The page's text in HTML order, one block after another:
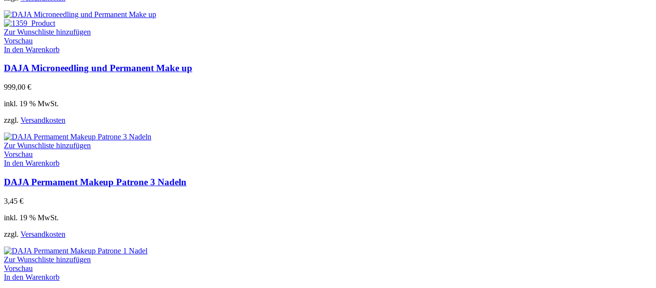
Zur Wunschliste hinzufügen
Vorschau
In den Warenkorb
DAJA Microneedling und Permanent Make up
999,00 €
inkl. 19 % MwSt.
zzgl. Versandkosten
Zur Wunschliste hinzufügen
Vorschau
In den Warenkorb
DAJA Permament Makeup Patrone 3 Nadeln
3,45 €
inkl. 19 % MwSt.
zzgl. Versandkosten
Zur Wunschliste hinzufügen
Vorschau
In den Warenkorb